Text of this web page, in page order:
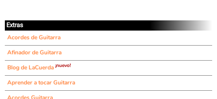
Extras
Acordes de Guitarra
Afinador de Guitarra
Blog de LaCuerda ¡nuevo!
Aprender a tocar Guitarra